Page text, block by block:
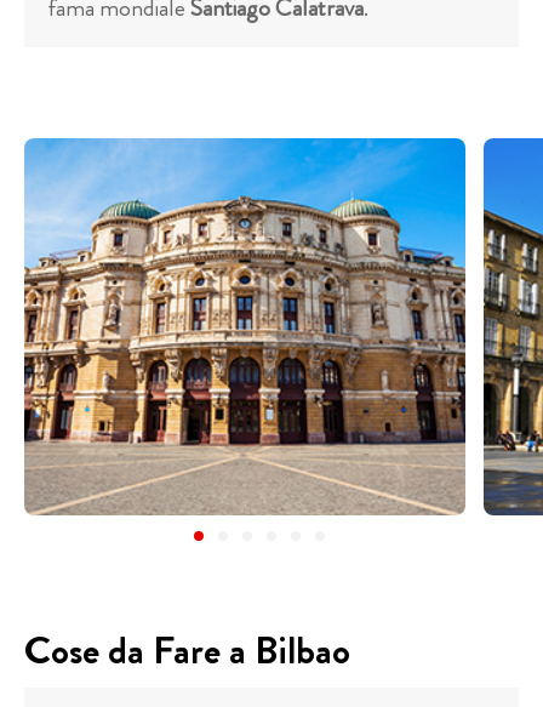
fama mondialeSantiago Calatrava.
Cose da Fare a Bilbao